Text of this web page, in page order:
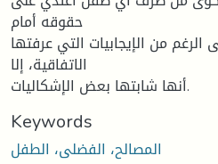
حقوقه أمام
من الإیجابیات التي عرفتها
الاتفاقیة، إلا
أنها شابتها بعض الإشكالیات.
Keywords
المصالح، الفضلى، الطفل